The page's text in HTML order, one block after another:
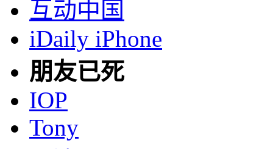
互动中国
iDaily iPhone
朋友已死
IOP
Tony